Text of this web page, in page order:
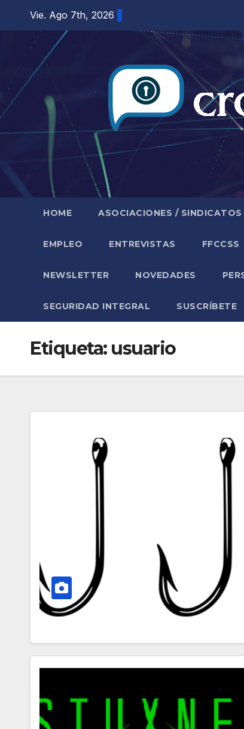
contenido
Vie. Ago 7th, 2026
HOME ASOCIACIONES / SINDICATOS
EMPLEO ENTREVISTAS FFCCSS
NEWSLETTER NOVEDADES
SEGURIDAD INTEGRAL SUSCRÍBETE
Etiqueta: usuario